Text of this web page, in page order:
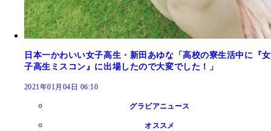
日本一かわいい女子高生・新田あゆな「高校の寮生活中に『女
子高生ミスコン』に出場したので大変でした！」
2021年01月04日 06:10
グラビアニュース
オススメ